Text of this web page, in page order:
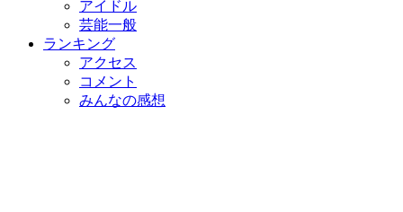
アイドル
芸能一般
ランキング
アクセス
コメント
みんなの感想